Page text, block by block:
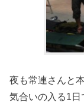
夜も常連さんと
気合いの入る1日